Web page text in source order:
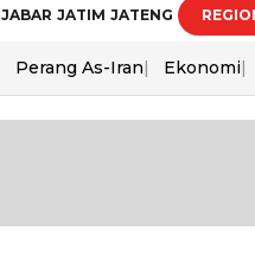
JABAR JATIM JATENG
Perang As-Iran Ekonomi